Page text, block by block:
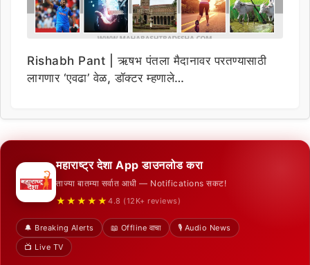
Rishabh Pant | ऋषभ पंतला मैदानावर परतण्यासाठी
लागणार ‘एवढा’ वेळ, डॉक्टर म्हणाले…
महाराष्ट्र देशा App डाउनलोड करा
ताज्या बातम्या सर्वात आधी — Notifications सकट!
★★★★★ 4.8 (12K+ reviews)
🔔 Breaking Alerts 📖 Offline वाचा
🎙️ Audio News
📺 Live TV